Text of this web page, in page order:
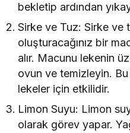
bekletip ardından
Sirke ve Tuz: Sirke ve
oluşturacağınız bir
alır. Macunu lekenin
ovun ve temizleyin.
lekeler için etkilidir.
Limon Suyu: Limon
olarak görev yapar.